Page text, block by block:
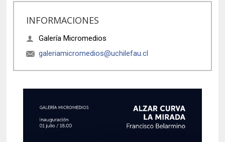
INFORMACIONES
Galería Micromedios
galeriamicromedios@uchilefau.cl